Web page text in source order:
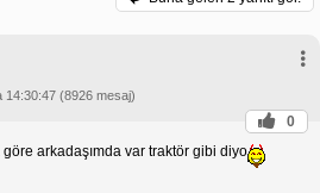
14:30:47 (8926 mesaj)
0
arkadaşımda var traktör gibi diyo